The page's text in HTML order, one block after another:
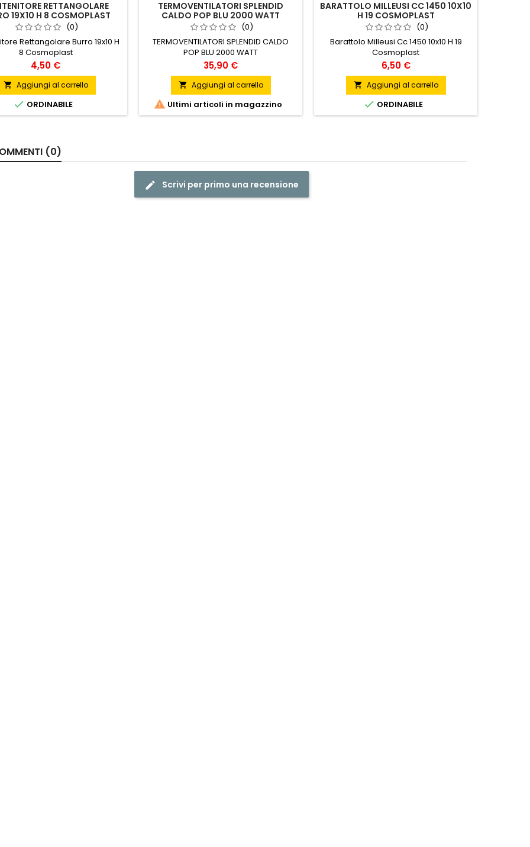
RETTANGOLARE
19X10 H 8 COSMOPLAST
(0)
Rettangolare Burro 19x10 H
8 Cosmoplast
Prezzo
4,50 €
 Aggiungi al carrello
 ORDINABILE
TERMOVENTILATORI SPLENDID
CALDO POP BLU 2000 WATT
(0)
TERMOVENTILATORI SPLENDID CALDO
POP BLU 2000 WATT
Prezzo
35,90 €
 Aggiungi al carrello
 Ultimi articoli in magazzino
BARATTOLO MILLEUSI CC 1450 10X10
H 19 COSMOPLAST
(0)
Barattolo Milleusi Cc 1450 10x10 H 19
Cosmoplast
Prezzo
6,50 €
 Aggiungi al carrello
 ORDINABILE
(0)
Scrivi per primo una recensione